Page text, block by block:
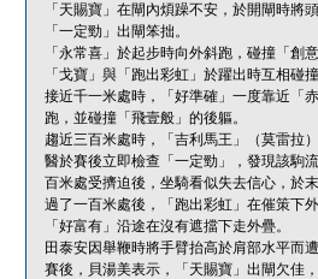
「天賜寶」在閘內煩躁不安，於開閘時將
「一定勁」出閘笨拙。
「永常喜」於起步時向外斜跑，碰撞「創意
「戈寶」與「跑出彩虹」於躍出時互相
接近千一米處時，「好準確」一度靠近「
跑，並碰撞「飛壹般」的後軀。
趨近三百米處時，「吉利馬王」（莫雷拉
醫於賽後立即檢查「一定勁」，發現該駒
百米處受擠迫後，坐騎看似失去信心，於
過了一百米處後，「跑出彩虹」在催策下外
「好富有」沿途在沒有遮擋下走外疊。
田泰安因舉鞭時將手臂抬高於肩部水平而遭
賽後，貝湯美表示，「天賜寶」出閘欠佳